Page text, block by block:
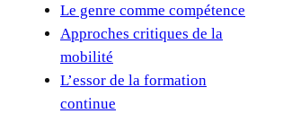
Le genre comme compétence
Approches critiques de la
mobilité
L’essor de la formation
continue